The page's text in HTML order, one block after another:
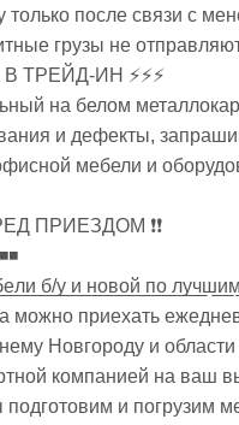
после связи с
грузы не
ТРЕЙД-ИН ⚡⚡⚡
на белом
и дефекты,
мебели и
ПРИЕЗДОМ ❗❗
̲б̲/̲у̲ ̲и̲ ̲н̲о̲в̲о̲й̲ ̲п̲о̲
можно приехать
Новгороду и области
компанией на ваш
и погрузим